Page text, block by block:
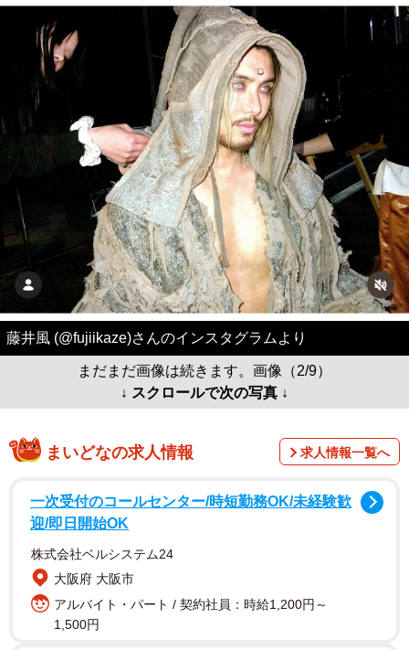
藤井風 (@fujiikaze)さんのインスタグラムより
まだまだ画像は続きます。画像（2/9）
↓ スクロールで次の写真 ↓
まいどなの求人情報 求人情報一覧へ
一次受付のコールセンター/時短勤務OK/未経験歓
迎/即日開始OK
株式会社ベルシステム24
大阪府 大阪市
アルバイト・パート / 契約社員：時給1,200円～
1,500円